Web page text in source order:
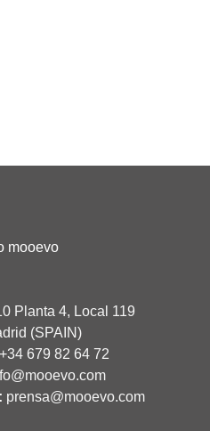
Planta 4, Local 119
(SPAIN)
+34 679 82 64 72
prensa@mooevo.com